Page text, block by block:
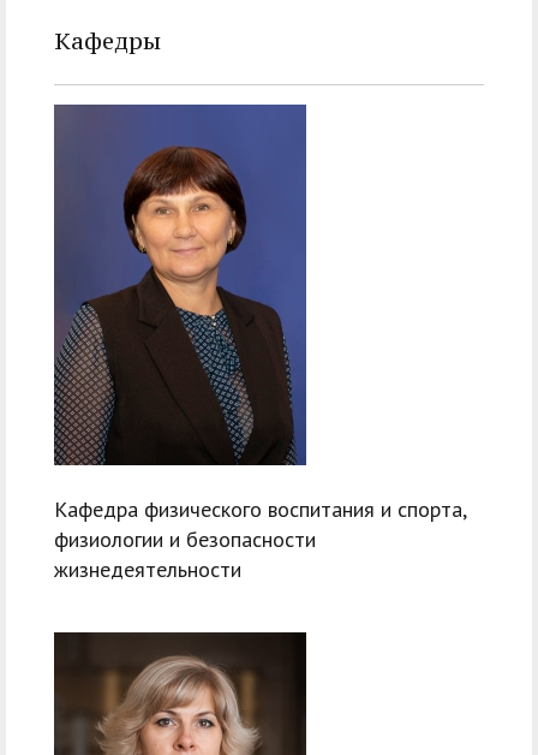
Кафедры
Кафедра физического воспитания и спорта,
физиологии и безопасности
жизнедеятельности